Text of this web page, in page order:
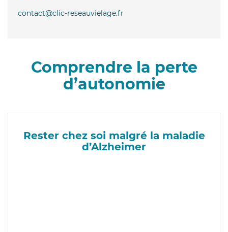
contact@clic-reseauvielage.fr
Comprendre la perte
d’autonomie
Rester chez soi malgré la maladie
d’Alzheimer